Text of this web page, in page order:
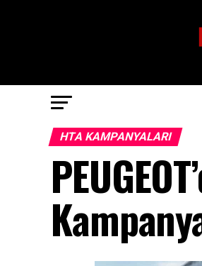
HTA KAMPANYALARI